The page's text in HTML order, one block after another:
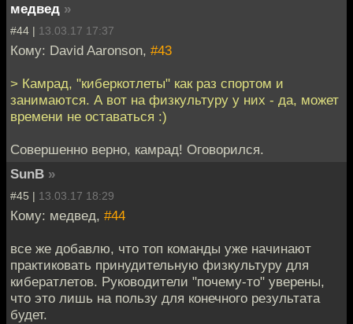
медвед »
#44 | 13.03.17 17:37
Кому: David Aaronson, #43
> Камрад, "киберкотлеты" как раз спортом и
занимаются. А вот на физкультуру у них - да, может
времени не оставаться :)
Совершенно верно, камрад! Оговорился.
SunB »
#45 | 13.03.17 18:29
Кому: медвед, #44
все же добавлю, что топ команды уже начинают
практиковать принудительную физкультуру для
кибератлетов. Руководители "почему-то" уверены,
что это лишь на пользу для конечного результата
будет.